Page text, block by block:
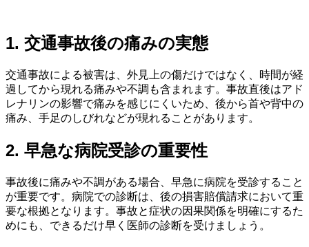
1. 交通事故後の痛みの実態
交通事故による被害は、外見上の傷だけではなく、時間が経
過してから現れる痛みや不調も含まれます。事故直後はアド
レナリンの影響で痛みを感じにくいため、後から首や背中の
痛み、手足のしびれなどが現れることがあります。
2. 早急な病院受診の重要性
事故後に痛みや不調がある場合、早急に病院を受診すること
が重要です。病院での診断は、後の損害賠償請求において重
要な根拠となります。事故と症状の因果関係を明確にするた
めにも、できるだけ早く医師の診断を受けましょう。